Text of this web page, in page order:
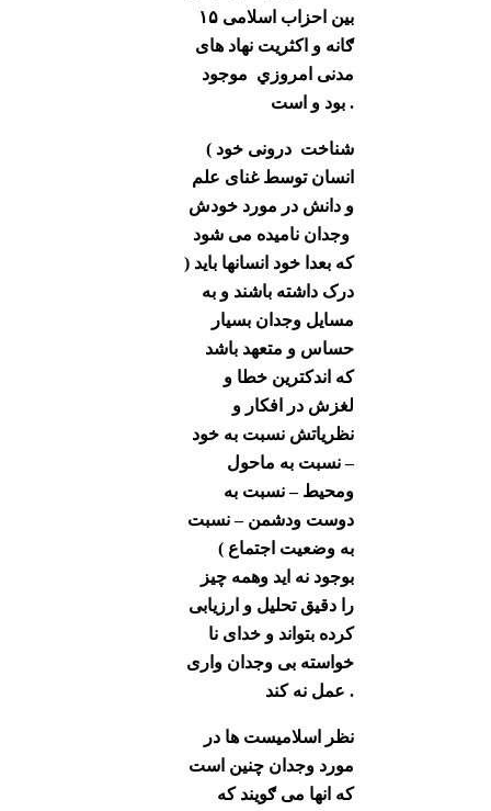
بین احزاب اسلامی ۱۵
ګانه و اکثریت نهاد های
مدنی امروزي موجود
بود و است .
( شناخت درونی خود
انسان توسط غنای علم
و دانش در مورد خودش
وجدان نامیده می شود
) که بعدا خود انسانها باید
درک داشته باشند و به
مسایل وجدان بسیار
حساس و متعهد باشد
که اندکترین خطا و
لغزش در افکار و
نظریاتش نسبت به خود
– نسبت به ماحول
ومحیط – نسبت به
دوست ودشمن – نسبت
به وضعیت اجتماع )
بوجود نه اید وهمه چیز
را دقیق تحلیل و ارزیابی
کرده بتواند و خدای نا
خواسته بی وجدان واری
عمل نه کند .
نظر اسلامیست ها در
مورد وجدان چنین است
که انها می ګویند که